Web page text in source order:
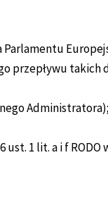
przepływu
Administratora);
1 lit. a i f RODO